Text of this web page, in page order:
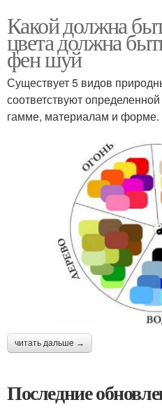
Какой должна
цвета должна
фен шуй
Существует 5 видов
соответствуют
гамме, материалам и форме.
читать дальше →
Последние